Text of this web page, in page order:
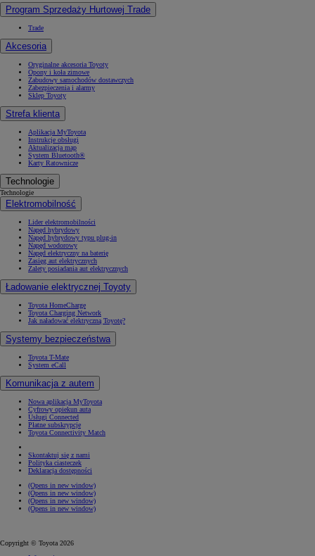
Program Sprzedaży Hurtowej Trade
Trade
Akcesoria
Oryginalne akcesoria Toyoty
Opony i koła zimowe
Zabudowy samochodów dostawczych
Zabezpieczenia i alarmy
Sklep Toyoty
Strefa klienta
Aplikacja MyToyota
Instrukcje obsługi
Aktualizacja map
System Bluetooth®
Karty Ratownicze
Technologie
Technologie
Elektromobilność
Lider elektromobilności
Napęd hybrydowy
Napęd hybrydowy typu plug-in
Napęd wodorowy
Napęd elektryczny na baterię
Zasięg aut elektrycznych
Zalety posiadania aut elektrycznych
Ładowanie elektrycznej Toyoty
Toyota HomeCharge
Toyota Charging Network
Jak naładować elektryczną Toyotę?
Systemy bezpieczeństwa
Toyota T-Mate
System eCall
Komunikacja z autem
Nowa aplikacja MyToyota
Cyfrowy opiekun auta
Usługi Connected
Płatne subskrypcje
Toyota Connectivity Match
Skontaktuj się z nami
Polityka ciasteczek
Deklaracja dostępności
(Opens in new window)
(Opens in new window)
(Opens in new window)
(Opens in new window)
Copyright © Toyota 2026